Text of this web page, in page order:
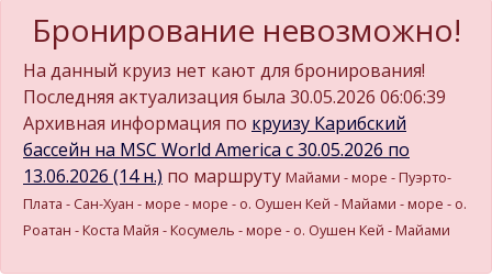
Бронирование невозможно!
На данный круиз нет кают для бронирования!
Последняя актуализация была 30.05.2026 06:06:39
Архивная информация по круизу Карибский
бассейн на MSC World America c 30.05.2026 по
13.06.2026 (14 н.) по маршруту Майами - море - Пуэрто-
Плата - Сан-Хуан - море - море - о. Оушен Кей - Майами - море - о.
Роатан - Коста Майя - Косумель - море - о. Оушен Кей - Майами